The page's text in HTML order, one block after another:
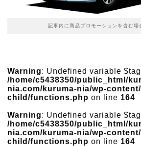
記事内に商品プロモーションを含む場
Warning: Undefined variable
/home/c5438350/public_html/
nia.com/kuruma-nia/wp-
child/functions.php on line 164
Warning: Undefined variable
/home/c5438350/public_html/
nia.com/kuruma-nia/wp-
child/functions.php on line 164